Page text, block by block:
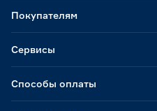
Способы оплаты
Покупателям
Сервисы